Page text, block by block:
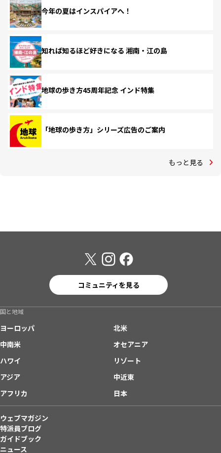
今年の夏はインスパイアへ！
知れば知るほど好きになる 湘南・江の島
地球の歩き方45周年記念 インド特集
「地球の歩き方」シリーズ広告のご案内
もっと見る
コミュニティを見る
国と地域
ヨーロッパ
北米
中南米
オセアニア
ハワイ
リゾート
アジア
中近東
アフリカ
日本
ウェブマガジン
特派員ブログ
ガイドブック
ニュース